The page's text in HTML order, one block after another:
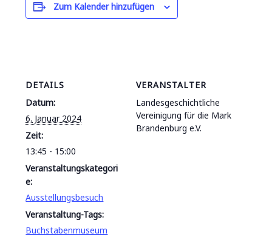
Zum Kalender hinzufügen
DETAILS
Datum:
6. Januar 2024
Zeit:
13:45 - 15:00
Veranstaltungskategori
e:
Ausstellungsbesuch
Veranstaltung-Tags:
Buchstabenmuseum
VERANSTALTER
Landesgeschichtliche
Vereinigung für die Mark
Brandenburg e.V.